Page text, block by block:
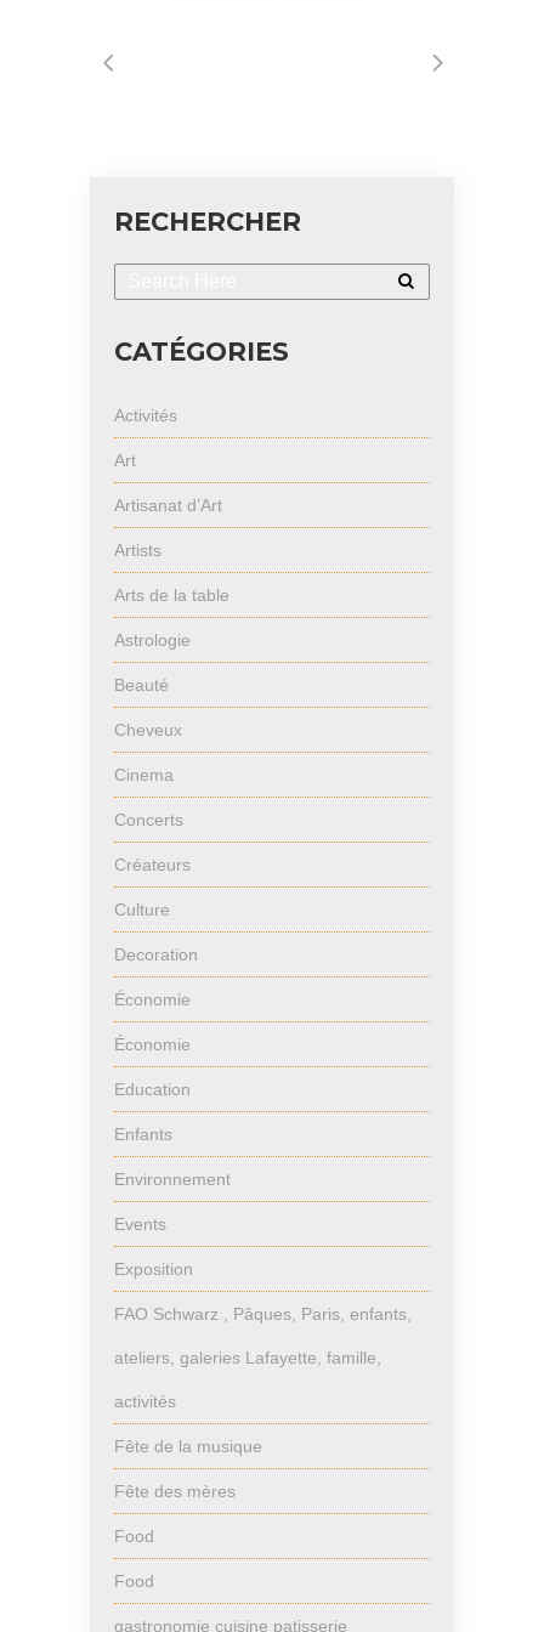
RECHERCHER
CATÉGORIES
Activités
Art
Artisanat d’Art
Artists
Arts de la table
Astrologie
Beauté
Cheveux
Cinema
Concerts
Créateurs
Culture
Decoration
Économie
Économie
Education
Enfants
Environnement
Events
Exposition
FAO Schwarz , Pâques, Paris, enfants,
ateliers, galeries Lafayette, famille,
activités
Fête de la musique
Fête des mères
Food
Food
gastronomie cuisine patisserie